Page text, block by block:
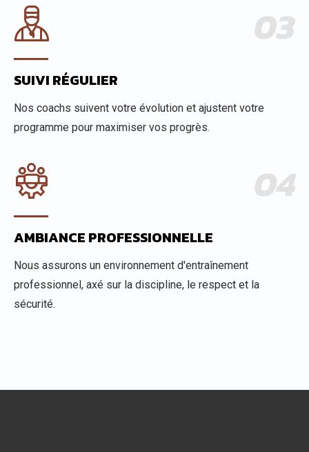
03
SUIVI RÉGULIER
Nos coachs suivent votre évolution et ajustent votre
programme pour maximiser vos progrès.
04
AMBIANCE PROFESSIONNELLE
Nous assurons un environnement d'entraînement
professionnel, axé sur la discipline, le respect et la
sécurité.